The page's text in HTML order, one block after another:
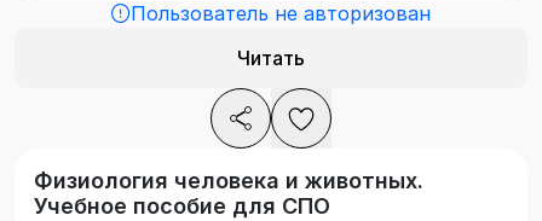
Пользователь не авторизован
Читать
Физиология человека и животных.
Учебное пособие для СПО